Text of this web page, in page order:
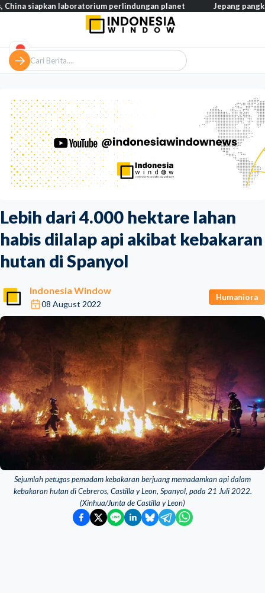
Lebih dari 4.000 hektare lahan
habis dilalap api akibat kebakaran
hutan di Spanyol
Indonesia Window
08 August 2022
Humaniora
Sejumlah petugas pemadam kebakaran berjuang memadamkan api dalam
kebakaran hutan di Cebreros, Castilla y Leon, Spanyol, pada 21 Juli 2022.
(Xinhua/Junta de Castilla y Leon)
laboratorium perlindungan planet Jepang pangkas pajak